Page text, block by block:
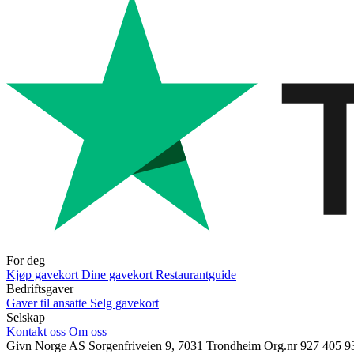
For deg
Kjøp gavekort Dine gavekort Restaurantguide
Bedriftsgaver
Gaver til ansatte Selg gavekort
Selskap
Kontakt oss Om oss
Givn Norge AS Sorgenfriveien 9, 7031 Trondheim Org.nr 927 405